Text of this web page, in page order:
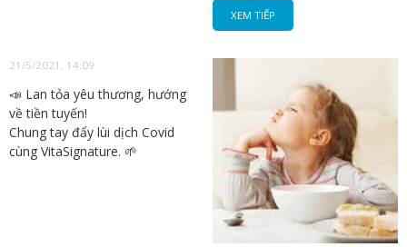
XEM TIẾP
21/5/2021, 14:09
📣 Lan tỏa yêu thương, hướng
về tiền tuyến!
Chung tay đẩy lùi dịch Covid
cùng VitaSignature. 🌱